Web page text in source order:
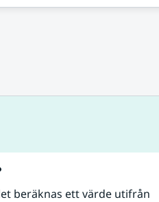
beräknas ett värde utifrån